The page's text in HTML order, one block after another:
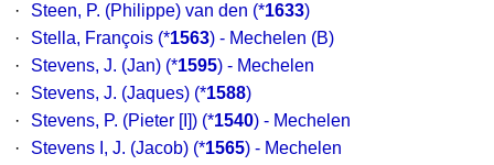
·
Steen, P. (Philippe) van den (*1633)
·
Stella, François (*1563) - Mechelen (B)
·
Stevens, J. (Jan) (*1595) - Mechelen
·
Stevens, J. (Jaques) (*1588)
·
Stevens, P. (Pieter [I]) (*1540) - Mechelen
·
Stevens I, J. (Jacob) (*1565) - Mechelen